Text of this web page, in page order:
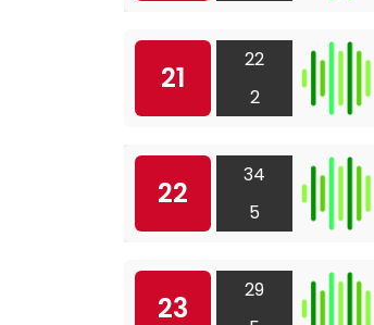
21
22
2
22
34
5
23
29